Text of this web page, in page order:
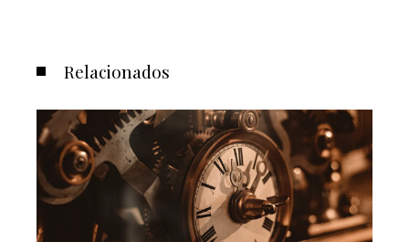
Relacionados